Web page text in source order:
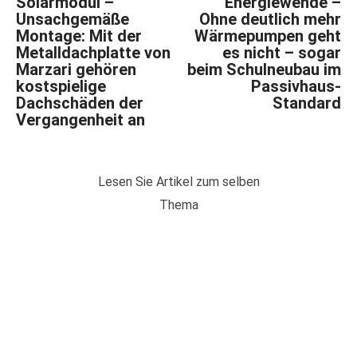
Unsachgemäße
Montage: Mit der
Metalldachplatte von
Marzari gehören
kostspielige
Dachschäden der
Vergangenheit an
Ohne deutlich mehr
Wärmepumpen geht
es nicht – sogar
beim Schulneubau im
Passivhaus-
Standard
Lesen Sie Artikel zum selben
Thema